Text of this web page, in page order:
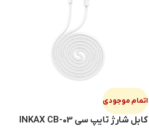
اتمام موجودی
کابل شارژ تایپ سی INKAX CB-03